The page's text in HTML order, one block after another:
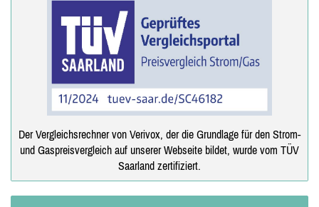
Der Vergleichsrechner von Verivox, der die Grundlage für den Strom-
und Gaspreisvergleich auf unserer Webseite bildet, wurde vom TÜV
Saarland zertifiziert.